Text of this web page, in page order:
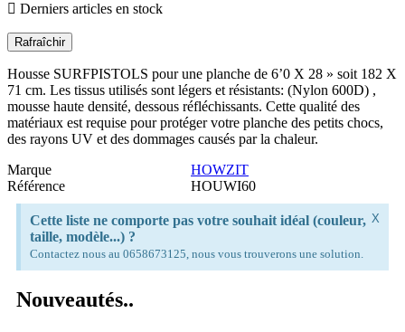
 Derniers articles en stock
Housse SURFPISTOLS pour une planche de 6’0 X 28 » soit 182 X
71 cm. Les tissus utilisés sont légers et résistants: (Nylon 600D) ,
mousse haute densité, dessous réfléchissants. Cette qualité des
matériaux est requise pour protéger votre planche des petits chocs,
des rayons UV et des dommages causés par la chaleur.
Marque
HOWZIT
Référence
HOUWI60
Cette liste ne comporte pas votre souhait idéal (couleur,
taille, modèle...) ?
Contactez nous au 0658673125, nous vous trouverons une solution.
X
Nouveautés..